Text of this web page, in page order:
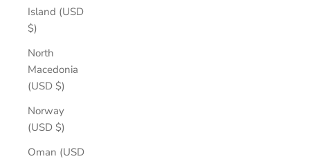
Island (USD
$)
North
Macedonia
(USD $)
Norway
(USD $)
Oman (USD